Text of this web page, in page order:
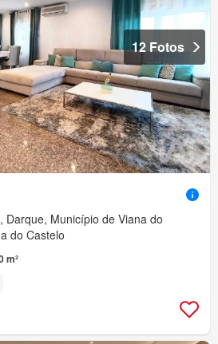
12 Fotos
Darque, Município de Viana do
do Castelo
m²